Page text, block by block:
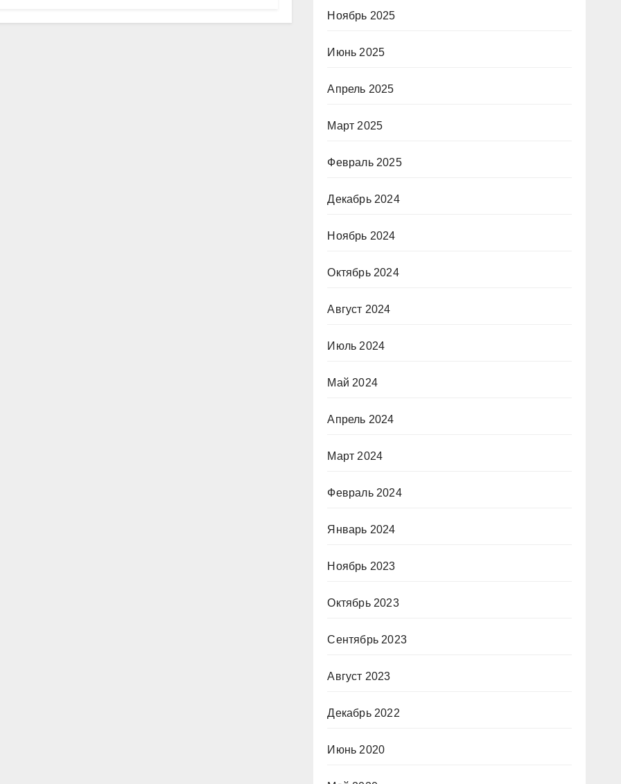
Ноябрь 2025
Июнь 2025
Апрель 2025
Март 2025
Февраль 2025
Декабрь 2024
Ноябрь 2024
Октябрь 2024
Август 2024
Июль 2024
Май 2024
Апрель 2024
Март 2024
Февраль 2024
Январь 2024
Ноябрь 2023
Октябрь 2023
Сентябрь 2023
Август 2023
Декабрь 2022
Июнь 2020